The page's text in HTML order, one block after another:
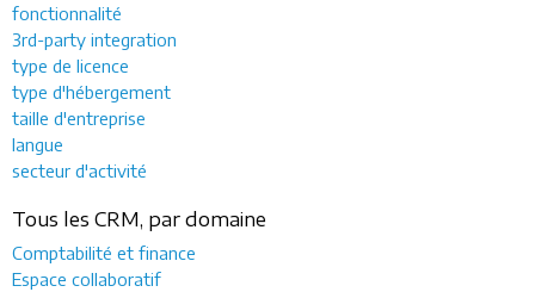
fonctionnalité
3rd-party integration
type de licence
type d'hébergement
taille d'entreprise
langue
secteur d'activité
Tous les CRM, par domaine
Comptabilité et finance
Espace collaboratif